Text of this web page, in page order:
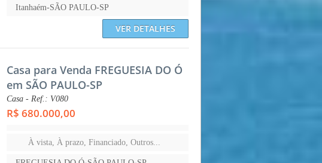
Itanhaém-SÃO PAULO-SP
VER DETALHES
Casa para Venda FREGUESIA DO Ó
em SÃO PAULO-SP
Casa - Ref.: V080
R$ 680.000,00
À vista, À prazo, Financiado, Outros...